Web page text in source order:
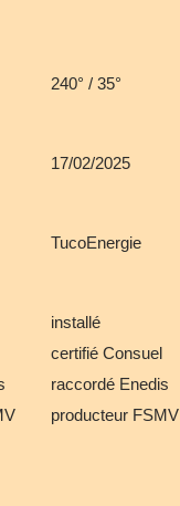
240° / 35°
17/02/2025
TucoEnergie
installé
certifié Consuel
raccordé Enedis
producteur FSMV